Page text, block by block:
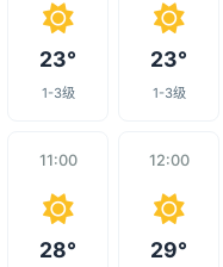
23°
1-3级
23°
1-3级
11:00
28°
12:00
29°